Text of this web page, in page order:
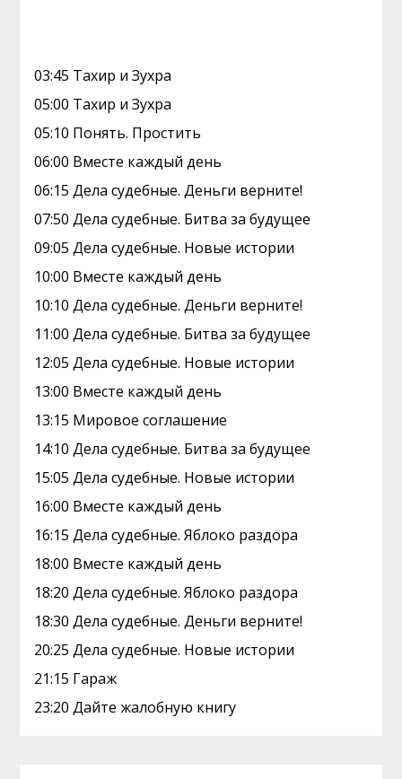
03:45 Тахир и Зухра
05:00 Тахир и Зухра
05:10 Понять. Простить
06:00 Вместе каждый день
06:15 Дела судебные. Деньги верните!
07:50 Дела судебные. Битва за будущее
09:05 Дела судебные. Новые истории
10:00 Вместе каждый день
10:10 Дела судебные. Деньги верните!
11:00 Дела судебные. Битва за будущее
12:05 Дела судебные. Новые истории
13:00 Вместе каждый день
13:15 Мировое соглашение
14:10 Дела судебные. Битва за будущее
15:05 Дела судебные. Новые истории
16:00 Вместе каждый день
16:15 Дела судебные. Яблоко раздора
18:00 Вместе каждый день
18:20 Дела судебные. Яблоко раздора
18:30 Дела судебные. Деньги верните!
20:25 Дела судебные. Новые истории
21:15 Гараж
23:20 Дайте жалобную книгу